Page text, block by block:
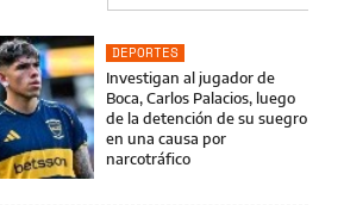
DEPORTES
Investigan al jugador de
Boca, Carlos Palacios, luego
de la detención de su suegro
en una causa por
narcotráfico